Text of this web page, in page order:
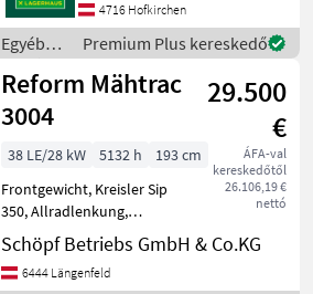
4716 Hofkirchen
Egyéb
mezőgazdasági
erőgépek
/ Reform
Premium Plus kereskedő
Reform Mähtrac
3004
29.500
€
ÁFA-val
kereskedőtől
26.106,19 €
nettó
38 LE/28 kW 5132 h
193 cm
Frontgewicht, Kreisler Sip
350, Allradlenkung,
Bereifung 29x13.5-15 95%
Üzemanyag: Egyéb
mezőgazdasági erőgépek
Schöpf Betriebs GmbH & Co.KG
6444 Längenfeld